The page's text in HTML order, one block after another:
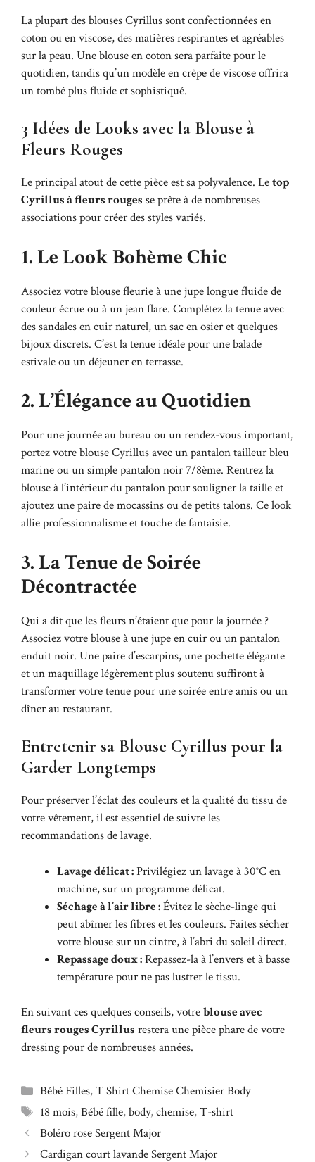
La plupart des blouses Cyrillus sont confectionnées en
coton ou en viscose, des matières respirantes et agréables
sur la peau. Une blouse en coton sera parfaite pour le
quotidien, tandis qu’un modèle en crêpe de viscose offrira
un tombé plus fluide et sophistiqué.
3 Idées de Looks avec la Blouse à
Fleurs Rouges
Le principal atout de cette pièce est sa polyvalence. Letop
Cyrillus à fleurs rouges se prête à de nombreuses
associations pour créer des styles variés.
1. Le Look Bohème Chic
Associez votre blouse fleurie à une jupe longue fluide de
couleur écrue ou à un jean flare. Complétez la tenue avec
des sandales en cuir naturel, un sac en osier et quelques
bijoux discrets. C’est la tenue idéale pour une balade
estivale ou un déjeuner en terrasse.
2. L’Élégance au Quotidien
Pour une journée au bureau ou un rendez-vous important,
portez votre blouse Cyrillus avec un pantalon tailleur bleu
marine ou un simple pantalon noir 7/8ème. Rentrez la
blouse à l’intérieur du pantalon pour souligner la taille et
ajoutez une paire de mocassins ou de petits talons. Ce look
allie professionnalisme et touche de fantaisie.
3. La Tenue de Soirée
Décontractée
Qui a dit que les fleurs n’étaient que pour la journée ?
Associez votre blouse à une jupe en cuir ou un pantalon
enduit noir. Une paire d’escarpins, une pochette élégante
et un maquillage légèrement plus soutenu suffiront à
transformer votre tenue pour une soirée entre amis ou un
dîner au restaurant.
Entretenir sa Blouse Cyrillus pour la
Garder Longtemps
Pour préserver l’éclat des couleurs et la qualité du tissu de
votre vêtement, il est essentiel de suivre les
recommandations de lavage.
Lavage délicat :Privilégiez un lavage à 30°C en
machine, sur un programme délicat.
Séchage à l’air libre :Évitez le sèche-linge qui
peut abîmer les fibres et les couleurs. Faites sécher
votre blouse sur un cintre, à l’abri du soleil direct.
Repassage doux :Repassez-la à l’envers et à basse
température pour ne pas lustrer le tissu.
En suivant ces quelques conseils, votreblouse avec
fleurs rouges Cyrillus restera une pièce phare de votre
dressing pour de nombreuses années.
Catégories
Bébé Filles,T Shirt Chemise Chemisier Body
Étiquettes
18 mois,Bébé fille,body,chemise,T-shirt
Boléro rose Sergent Major
Cardigan court lavande Sergent Major